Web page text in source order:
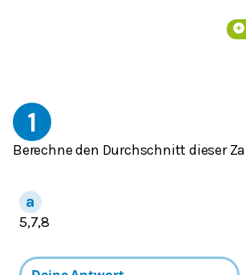
1
Berechne den Durchschnitt dieser
5,7,8